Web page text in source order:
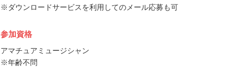
※ダウンロードサービスを利用してのメール応募も可
参加資格
アマチュアミュージシャン
※年齢不問